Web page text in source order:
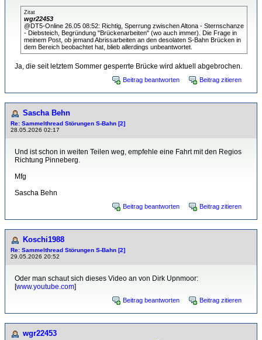
Zitat
wgr22453
@DT5-Online 26.05 08:52: Richtig, Sperrung zwischen Altona - Sternschanze
- Diebsteich, Begründung "Brückenarbeiten" (wo auch immer). Die Frage in
meinem Post, ob jemand Abrissarbeiten an den desolaten S-Bahn Brücken in
dem Bereich beobachtet hat, blieb allerdings unbeantwortet.
Ja, die seit letztem Sommer gesperrte Brücke wird aktuell abgebrochen.
Beitrag beantworten Beitrag zitieren
Sascha Behn
Re: Sammelthread Störungen S-Bahn [2]
28.05.2026 02:17
Und ist schon in weiten Teilen weg, empfehle eine Fahrt mit den Regios
Richtung Pinneberg.
Mfg
Sascha Behn
Beitrag beantworten Beitrag zitieren
Koschi1988
Re: Sammelthread Störungen S-Bahn [2]
29.05.2026 20:52
Oder man schaut sich dieses Video an von Dirk Upnmoor:
[www.youtube.com]
Beitrag beantworten Beitrag zitieren
wgr22453